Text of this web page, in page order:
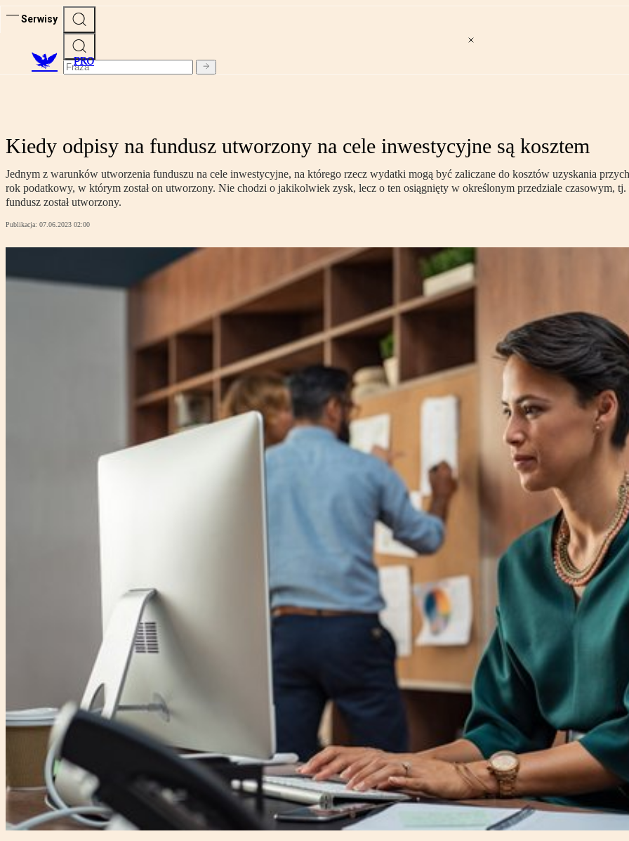
Serwisy
PRO
Kiedy odpisy na fundusz utworzony na cele inwestycyjne są kosztem
Jednym z warunków utworzenia funduszu na cele inwestycyjne, na którego rzecz wydatki mogą być zaliczane do kosztów uzyskania
rok podatkowy, w którym został on utworzony. Nie chodzi o jakikolwiek zysk, lecz o ten osiągnięty w określonym przedziale czasowym,
fundusz został utworzony.
Publikacja: 07.06.2023 02:00